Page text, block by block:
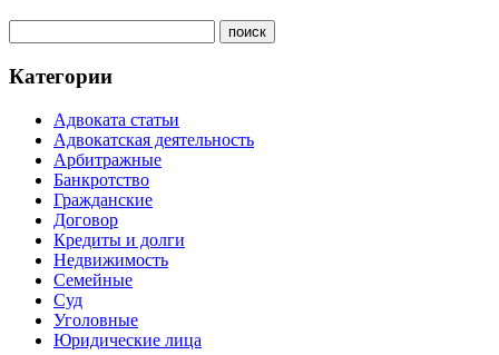
Категории
Адвоката статьи
Адвокатская деятельность
Арбитражные
Банкротство
Гражданские
Договор
Кредиты и долги
Недвижимость
Семейные
Суд
Уголовные
Юридические лица